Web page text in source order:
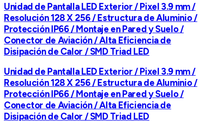
Unidad de Pantalla LED Exterior / Pixel 3.9 mm /
Resolución 128 X 256 / Estructura de Aluminio /
Protección IP66 / Montaje en Pared y Suelo /
Conector de Aviación / Alta Eficiencia de
Disipación de Calor / SMD Triad LED
Unidad de Pantalla LED Exterior / Pixel 3.9 mm /
Resolución 128 X 256 / Estructura de Aluminio /
Protección IP66 / Montaje en Pared y Suelo /
Conector de Aviación / Alta Eficiencia de
Disipación de Calor / SMD Triad LED